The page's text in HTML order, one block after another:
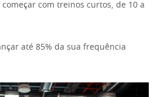
com treinos curtos, de 10 a
até 85% da sua frequência